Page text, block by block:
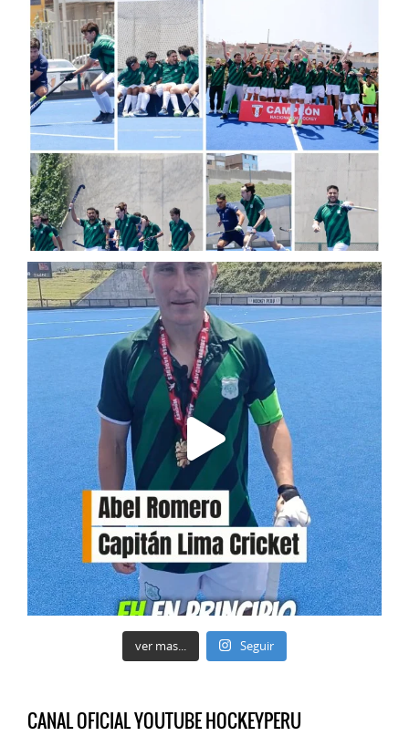
ver mas... Seguir
CANAL OFICIAL YOUTUBE HOCKEYPERU